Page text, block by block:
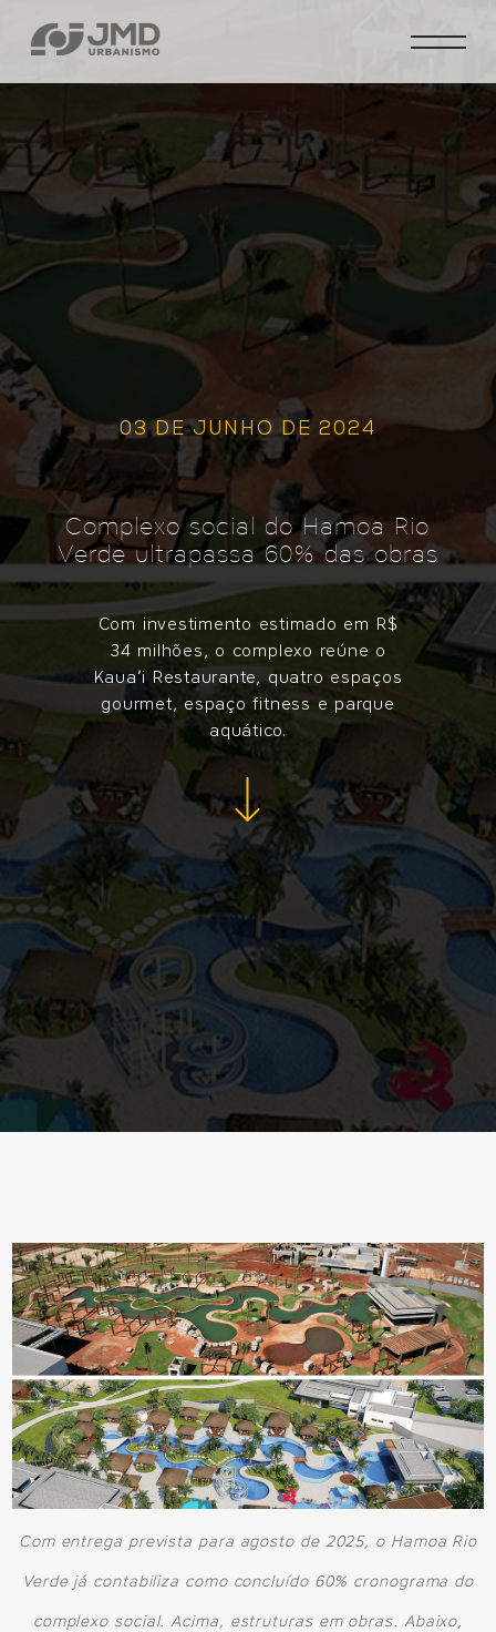
03 DE JUNHO DE 2024
Complexo social do Hamoa Rio
Verde ultrapassa 60% das obras
Com investimento estimado em R$
34 milhões, o complexo reúne o
Kaua’i Restaurante, quatro espaços
gourmet, espaço fitness e parque
aquático.
Com entrega prevista para agosto de 2025, o Hamoa Rio
Verde já contabiliza como concluído 60% cronograma do
complexo social. Acima, estruturas em obras. Abaixo,